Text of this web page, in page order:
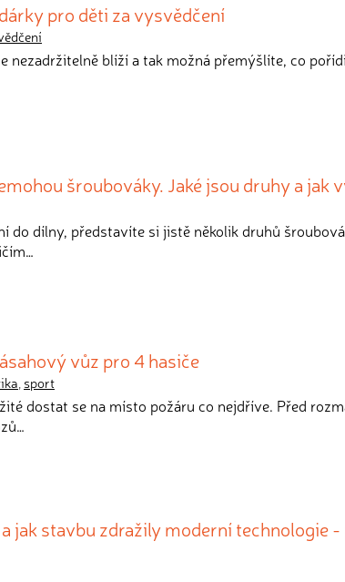
pro děti za vysvědčení
nezadržitelně blíží a tak možná přemýšlíte, co
šroubováky. Jaké jsou druhy a jak
do dílny, představíte si jistě několik druhů
vůz pro 4 hasiče
, sport
dostat se na místo požáru co nejdříve. Před
jak stavbu zdražily moderní technologie